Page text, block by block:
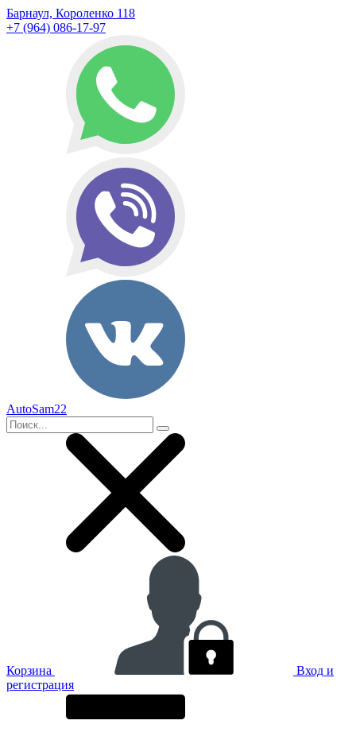
Барнаул, Короленко 118
+7 (964) 086-17-97
AutoSam22
Корзина
Вход и
регистрация